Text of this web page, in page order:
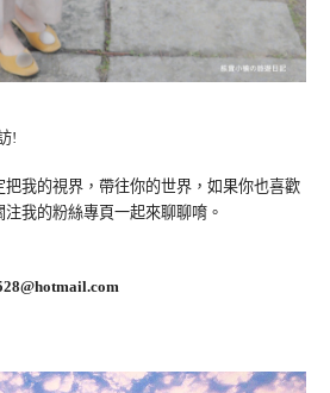
!
把我的視界，帶往你的世界，如果你也喜歡
我的粉絲專頁一起來聊聊唷。